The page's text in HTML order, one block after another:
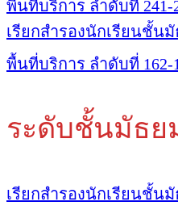
พื้นที่บริการ ลำดับที่ 241-
เรียกสำรองนักเรียนชั้น
พื้นที่บริการ ลำดับที่ 162-
ระดับชั้นมัธย
เรียกสำรองนักเรียนชั้น